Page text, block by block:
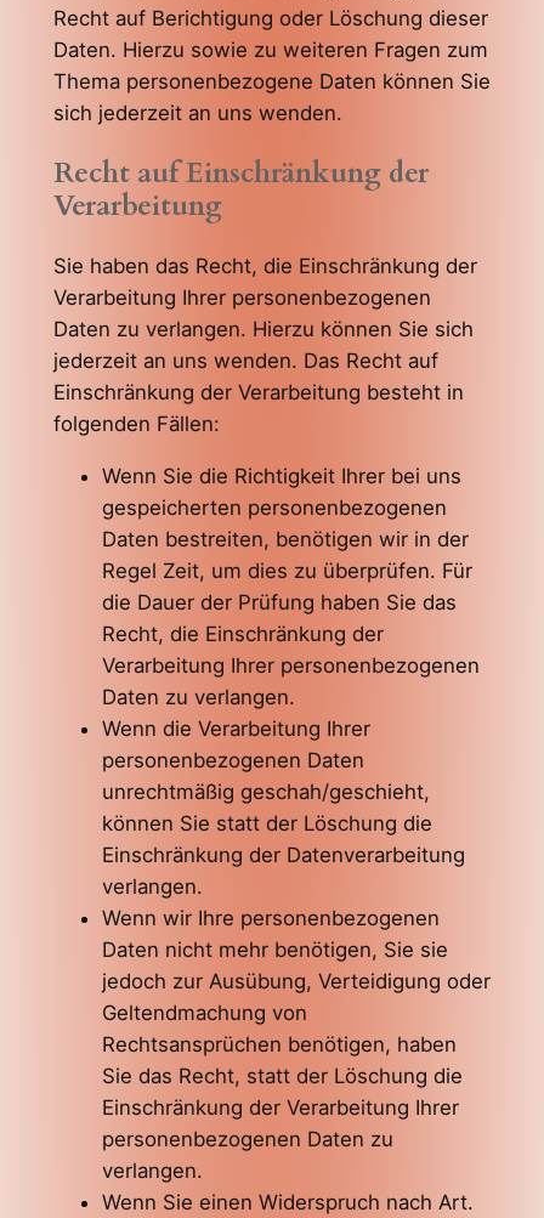
Recht auf Berichtigung oder Löschung dieser
Daten. Hierzu sowie zu weiteren Fragen zum
Thema personenbezogene Daten können Sie
sich jederzeit an uns wenden.
Recht auf Einschränkung der
Verarbeitung
Sie haben das Recht, die Einschränkung der
Verarbeitung Ihrer personenbezogenen
Daten zu verlangen. Hierzu können Sie sich
jederzeit an uns wenden. Das Recht auf
Einschränkung der Verarbeitung besteht in
folgenden Fällen:
Wenn Sie die Richtigkeit Ihrer bei uns
gespeicherten personenbezogenen
Daten bestreiten, benötigen wir in der
Regel Zeit, um dies zu überprüfen. Für
die Dauer der Prüfung haben Sie das
Recht, die Einschränkung der
Verarbeitung Ihrer personenbezogenen
Daten zu verlangen.
Wenn die Verarbeitung Ihrer
personenbezogenen Daten
unrechtmäßig geschah/geschieht,
können Sie statt der Löschung die
Einschränkung der Datenverarbeitung
verlangen.
Wenn wir Ihre personenbezogenen
Daten nicht mehr benötigen, Sie sie
jedoch zur Ausübung, Verteidigung oder
Geltendmachung von
Rechtsansprüchen benötigen, haben
Sie das Recht, statt der Löschung die
Einschränkung der Verarbeitung Ihrer
personenbezogenen Daten zu
verlangen.
Wenn Sie einen Widerspruch nach Art.